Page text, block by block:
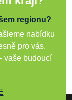
regionu?
nabídku
pro vás.
vaše budoucí